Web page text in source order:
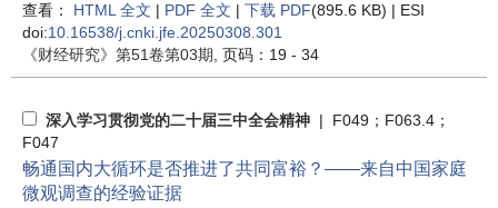
查看： HTML 全文 | PDF 全文 | 下载 PDF(895.6 KB) | ESI
doi:10.16538/j.cnki.jfe.20250308.301
《财经研究》 第51卷第03期 , 页码：19 - 34
深入学习贯彻党的二十届三中全会精神 | F049；F063.4；
F047
畅通国内大循环是否推进了共同富裕？——来自中国家庭
微观调查的经验证据